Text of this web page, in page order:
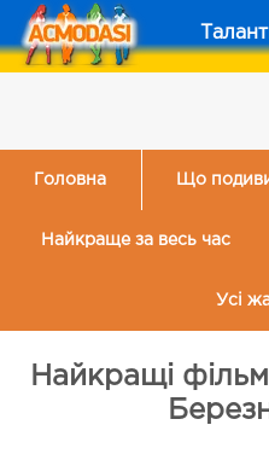
Головна Що
Найкраще за весь час
Усі
Найкращі